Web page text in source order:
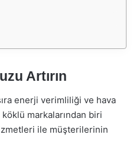
Artırın
enerji verimliliği ve hava
markalarından biri
ile müşterilerinin